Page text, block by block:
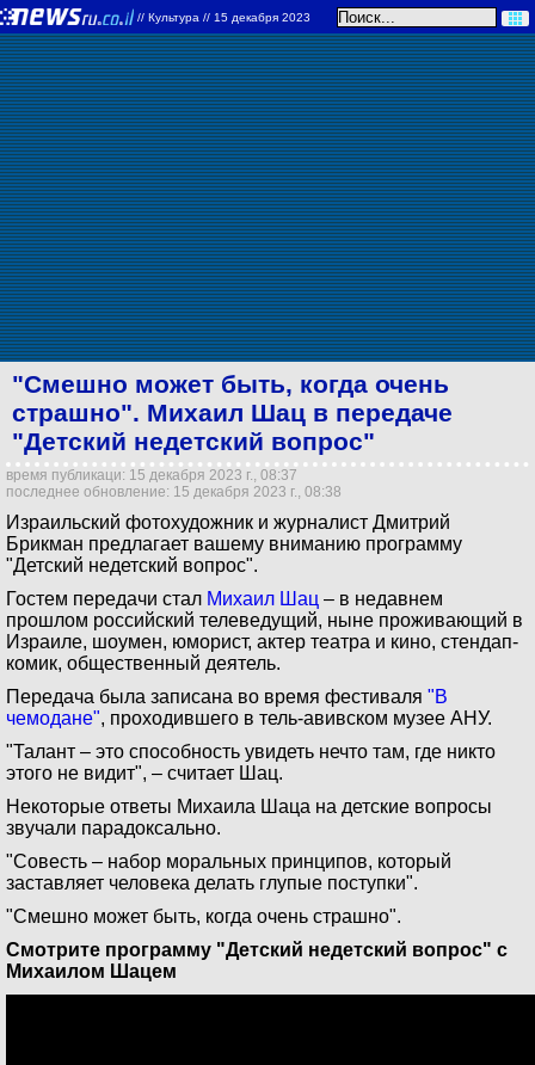
// Культура // 15 декабря 2023
"Смешно может быть, когда очень
страшно". Михаил Шац в передаче
"Детский недетский вопрос"
время публикаци: 15 декабря 2023 г., 08:37
последнее обновление: 15 декабря 2023 г., 08:38
Израильский фотохудожник и журналист Дмитрий
Брикман предлагает вашему вниманию программу
"Детский недетский вопрос".
Гостем передачи стал Михаил Шац – в недавнем
прошлом российский телеведущий, ныне проживающий в
Израиле, шоумен, юморист, актер театра и кино, стендап-
комик, общественный деятель.
Передача была записана во время фестиваля "В
чемодане", проходившего в тель-авивском музее АНУ.
"Талант – это способность увидеть нечто там, где никто
этого не видит", – считает Шац.
Некоторые ответы Михаила Шаца на детские вопросы
звучали парадоксально.
"Совесть – набор моральных принципов, который
заставляет человека делать глупые поступки".
"Смешно может быть, когда очень страшно".
Смотрите программу "Детский недетский вопрос" с
Михаилом Шацем